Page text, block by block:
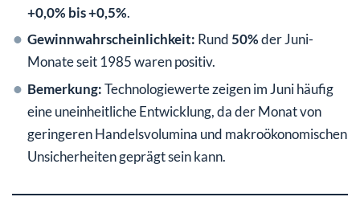
+0,0% bis +0,5%.
Gewinnwahrscheinlichkeit: Rund50%der Juni-
Monate seit 1985 waren positiv.
Bemerkung:Technologiewerte zeigen im Juni häufig
eine uneinheitliche Entwicklung, da der Monat von
geringeren Handelsvolumina und makroökonomischen
Unsicherheiten geprägt sein kann.